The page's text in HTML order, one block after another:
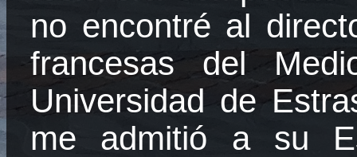
no encontré al
francesas del
Universidad de
me admitió a su